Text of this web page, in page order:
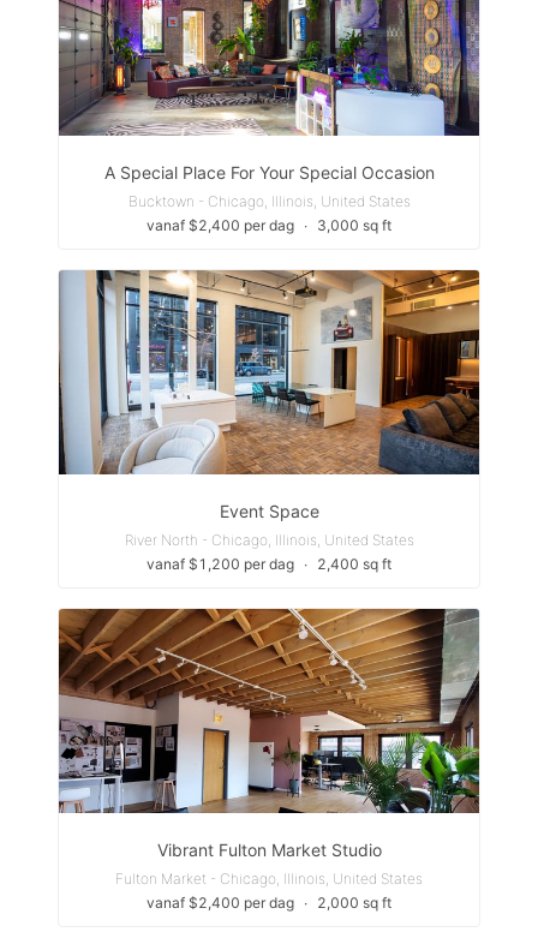
A Special Place For Your Special Occasion
Bucktown - Chicago, Illinois, United States
vanaf $2,400 per dag ∙ 3,000 sq ft
Event Space
River North - Chicago, Illinois, United States
vanaf $1,200 per dag ∙ 2,400 sq ft
Vibrant Fulton Market Studio
Fulton Market - Chicago, Illinois, United States
vanaf $2,400 per dag ∙ 2,000 sq ft